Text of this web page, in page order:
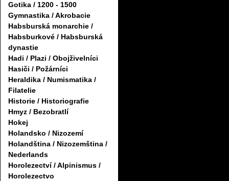
Gotika / 1200 - 1500
Gymnastika / Akrobacie
Habsburská monarchie /
Habsburkové / Habsburská
dynastie
Hadi / Plazi / Obojživelníci
Hasiči / Požárníci
Heraldika / Numismatika /
Filatelie
Historie / Historiografie
Hmyz / Bezobratlí
Hokej
Holandsko / Nizozemí
Holandština / Nizozemština /
Nederlands
Horolezectví / Alpinismus /
Horolezectvo